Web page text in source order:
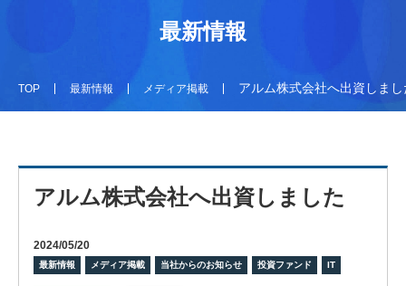
TOP 最新情報 メディア掲載 アルム株式会社へ出資しまし
最新情報
アルム株式会社へ出資しました
2024/05/20
最新情報 メディア掲載 当社からのお知らせ 投資ファンド IT